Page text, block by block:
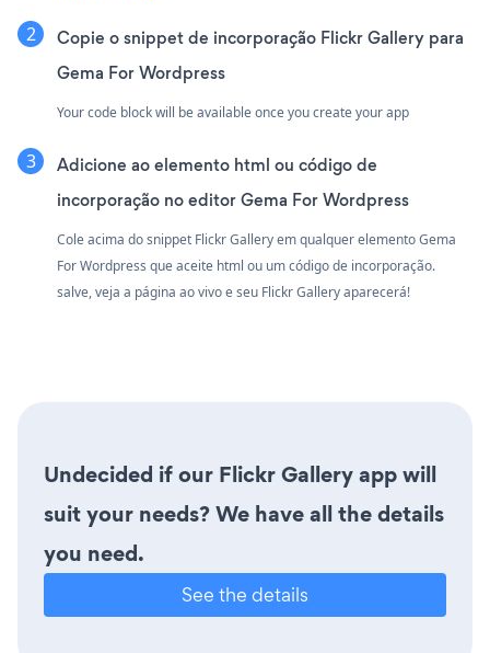
Copie o snippet de incorporação Flickr Gallery para
Gema For Wordpress
Your code block will be available once you create your app
Adicione ao elemento html ou código de
incorporação no editor Gema For Wordpress
Cole acima do snippet Flickr Gallery em qualquer elemento Gema
For Wordpress que aceite html ou um código de incorporação.
salve, veja a página ao vivo e seu Flickr Gallery aparecerá!
Undecided if our Flickr Gallery app will
suit your needs? We have all the details
you need.
See the details